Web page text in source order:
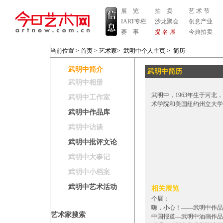
展 览
IART专栏
赛 事
拍 卖
沙龙聚会
提 名 展
艺 术 节
创意产业
今典拍卖
当前位置 > 首页 > 艺术家> 武明中个人主页 > 简历
武明中简介
武明中相册
武明中工作室
武明中作品库
武明中访谈
武明中批评文论
武明中大事记
武明中小档案
武明中艺术活动
艺术家搜索
武明中简历
武明中，1963年生于河北
术学院和美国纽约州立大
相关展览
个展：
嗨，小心！——武明中作品
中国报道—武明中油画作品